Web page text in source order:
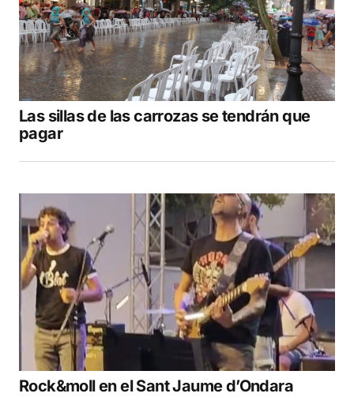
Las sillas de las carrozas se tendrán que
pagar
Rock&moll en el Sant Jaume d’Ondara